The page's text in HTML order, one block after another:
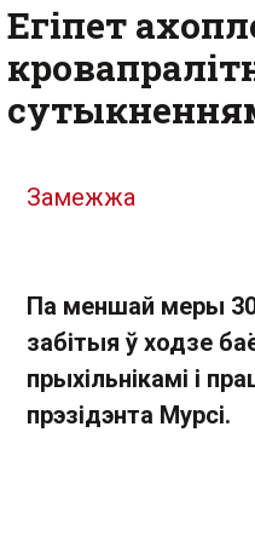
Егіпет
Замежжа
Па меншай меры
забітыя ў ходзе
прыхільнікамі і
прэзідэнта Мурсі.